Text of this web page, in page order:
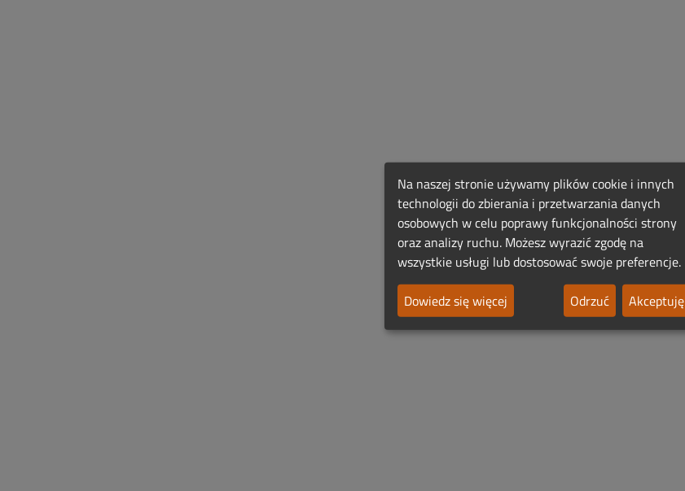
Na naszej stronie używamy plików cookie i innych
technologii do zbierania i przetwarzania danych
osobowych w celu poprawy funkcjonalności strony
oraz analizy ruchu. Możesz wyrazić zgodę na
wszystkie usługi lub dostosować swoje preferencje.
Dowiedz się więcej
Odrzuć Akceptuję